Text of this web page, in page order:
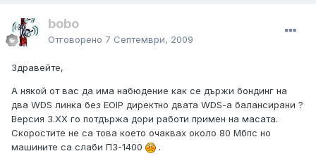
bobo
Отговорено 7 Септември, 2009
Здравейте,
А някой от вас да има набюдение как се държи бондинг на
два WDS линка без EOIP директно двата WDS-a балансирани ?
Версия 3.ХХ го потдържа дори работи примен на масата.
Скоростите не са това което очаквах около 80 Мбпс но
машините са слаби П3-1400
.